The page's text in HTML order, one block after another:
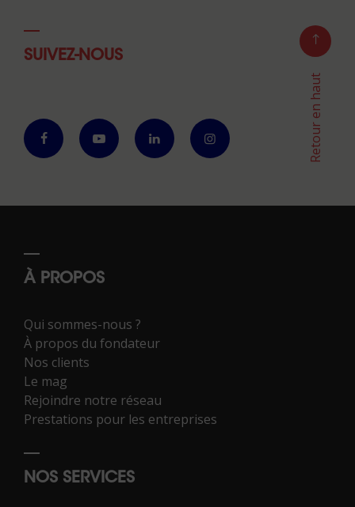
SUIVEZ-NOUS
Retour en haut
À PROPOS
Qui sommes-nous ?
À propos du fondateur
Nos clients
Le mag
Rejoindre notre réseau
Prestations pour les entreprises
NOS SERVICES